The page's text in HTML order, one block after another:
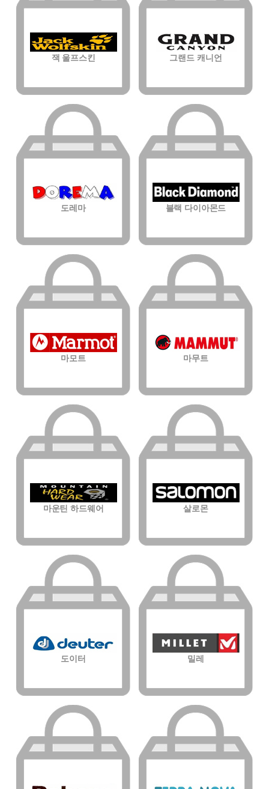
잭 울프스킨 그랜드 캐니언
도레마 블랙 다이아몬드
마모트 마무트
마운틴 하드웨어 살로몬
도이터 밀레